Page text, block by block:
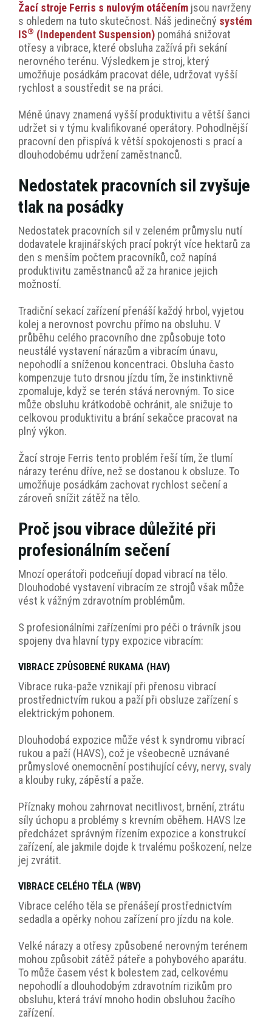
Žací stroje Ferris s nulovým otáčením jsou navrženy
s ohledem na tuto skutečnost. Náš jedinečný systém
IS® (Independent Suspension) pomáhá snižovat
otřesy a vibrace, které obsluha zažívá při sekání
nerovného terénu. Výsledkem je stroj, který
umožňuje posádkám pracovat déle, udržovat vyšší
rychlost a soustředit se na práci.
Méně únavy znamená vyšší produktivitu a větší šanci
udržet si v týmu kvalifikované operátory. Pohodlnější
pracovní den přispívá k větší spokojenosti s prací a
dlouhodobému udržení zaměstnanců.
Nedostatek pracovních sil zvyšuje
tlak na posádky
Nedostatek pracovních sil v zeleném průmyslu nutí
dodavatele krajinářských prací pokrýt více hektarů za
den s menším počtem pracovníků, což napíná
produktivitu zaměstnanců až za hranice jejich
možností.
Tradiční sekací zařízení přenáší každý hrbol, vyjetou
kolej a nerovnost povrchu přímo na obsluhu. V
průběhu celého pracovního dne způsobuje toto
neustálé vystavení nárazům a vibracím únavu,
nepohodlí a sníženou koncentraci. Obsluha často
kompenzuje tuto drsnou jízdu tím, že instinktivně
zpomaluje, když se terén stává nerovným. To sice
může obsluhu krátkodobě ochránit, ale snižuje to
celkovou produktivitu a brání sekačce pracovat na
plný výkon.
Žací stroje Ferris tento problém řeší tím, že tlumí
nárazy terénu dříve, než se dostanou k obsluze. To
umožňuje posádkám zachovat rychlost sečení a
zároveň snížit zátěž na tělo.
Proč jsou vibrace důležité při
profesionálním sečení
Mnozí operátoři podceňují dopad vibrací na tělo.
Dlouhodobé vystavení vibracím ze strojů však může
vést k vážným zdravotním problémům.
S profesionálními zařízeními pro péči o trávník jsou
spojeny dva hlavní typy expozice vibracím:
VIBRACE ZPŮSOBENÉ RUKAMA (HAV)
Vibrace ruka-paže vznikají při přenosu vibrací
prostřednictvím rukou a paží při obsluze zařízení s
elektrickým pohonem.
Dlouhodobá expozice může vést k syndromu vibrací
rukou a paží (HAVS), což je všeobecně uznávané
průmyslové onemocnění postihující cévy, nervy, svaly
a klouby ruky, zápěstí a paže.
Příznaky mohou zahrnovat necitlivost, brnění, ztrátu
síly úchopu a problémy s krevním oběhem. HAVS lze
předcházet správným řízením expozice a konstrukcí
zařízení, ale jakmile dojde k trvalému poškození, nelze
jej zvrátit.
VIBRACE CELÉHO TĚLA (WBV)
Vibrace celého těla se přenášejí prostřednictvím
sedadla a opěrky nohou zařízení pro jízdu na kole.
Velké nárazy a otřesy způsobené nerovným terénem
mohou způsobit zátěž páteře a pohybového aparátu.
To může časem vést k bolestem zad, celkovému
nepohodlí a dlouhodobým zdravotním rizikům pro
obsluhu, která tráví mnoho hodin obsluhou žacího
zařízení.